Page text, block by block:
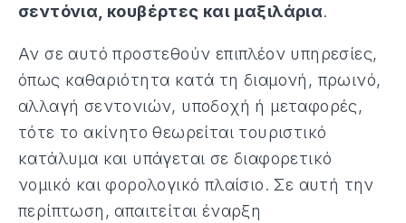
σεντόνια, κουβέρτες και μαξιλάρια.
Αν σε αυτό προστεθούν επιπλέον υπηρεσίες,
όπως καθαριότητα κατά τη διαμονή, πρωινό,
αλλαγή σεντονιών, υποδοχή ή μεταφορές,
τότε το ακίνητο θεωρείται τουριστικό
κατάλυμα και υπάγεται σε διαφορετικό
νομικό και φορολογικό πλαίσιο. Σε αυτή την
περίπτωση, απαιτείται έναρξη